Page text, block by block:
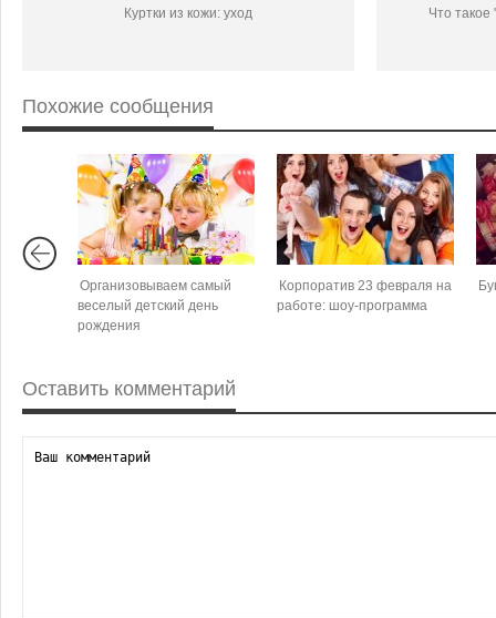
Куртки из кожи: уход Что такое
Похожие сообщения
Организовываем самый
веселый детский день
рождения
Корпоратив 23 февраля на
работе: шоу-программа
Оставить комментарий